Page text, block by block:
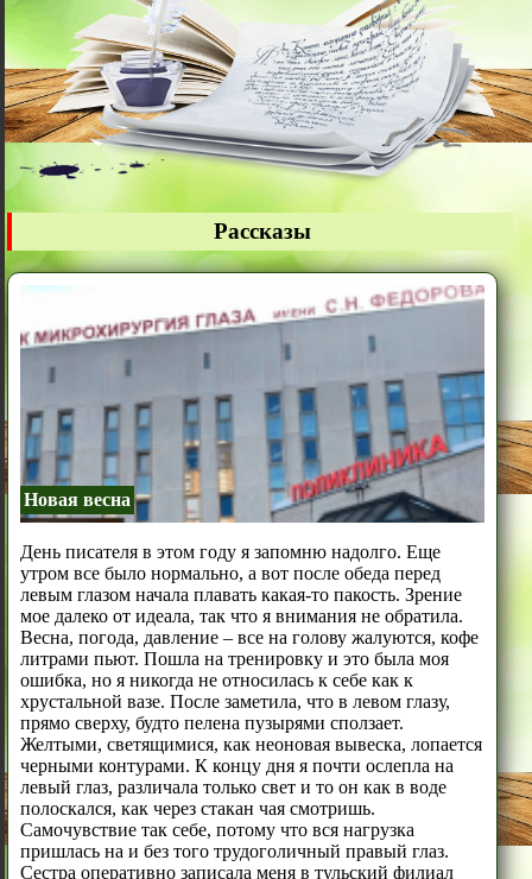
Рассказы
Новая весна
День писателя в этом году я запомню надолго. Еще
утром все было нормально, а вот после обеда перед
левым глазом начала плавать какая-то пакость. Зрение
мое далеко от идеала, так что я внимания не обратила.
Весна, погода, давление – все на голову жалуются, кофе
литрами пьют. Пошла на тренировку и это была моя
ошибка, но я никогда не относилась к себе как к
хрустальной вазе. После заметила, что в левом глазу,
прямо сверху, будто пелена пузырями сползает.
Желтыми, светящимися, как неоновая вывеска, лопается
черными контурами. К концу дня я почти ослепла на
левый глаз, различала только свет и то он как в воде
полоскался, как через стакан чая смотришь.
Самочувствие так себе, потому что вся нагрузка
пришлась на и без того трудоголичный правый глаз.
Сестра оперативно записала меня в тульский филиал